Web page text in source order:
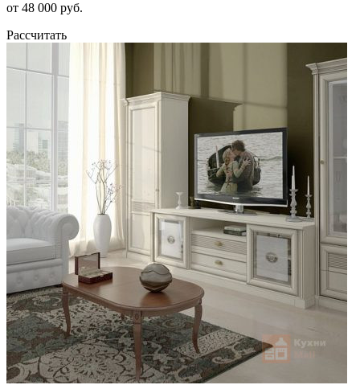
от 48 000 руб.
Рассчитать